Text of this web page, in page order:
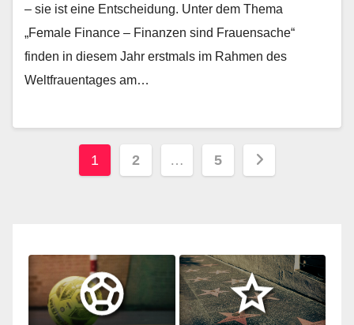
– sie ist eine Entscheidung. Unter dem Thema
„Female Finance – Finanzen sind Frauensache“
finden in diesem Jahr erstmals im Rahmen des
Weltfrauentages am…
Seitennummerierung
1 2 … 5